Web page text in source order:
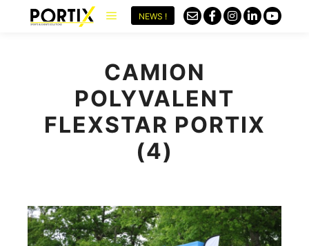
NEWS !
CAMION
POLYVALENT
FLEXSTAR PORTIX
(4)